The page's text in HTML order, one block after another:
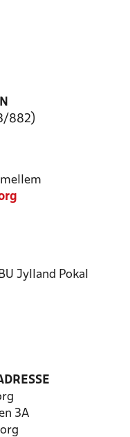
882)
Jylland Pokal
3A